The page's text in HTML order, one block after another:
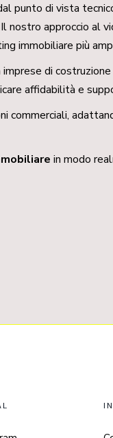
punto di vista
nostro approccio
immobiliare più
di
affidabilità e
in modo